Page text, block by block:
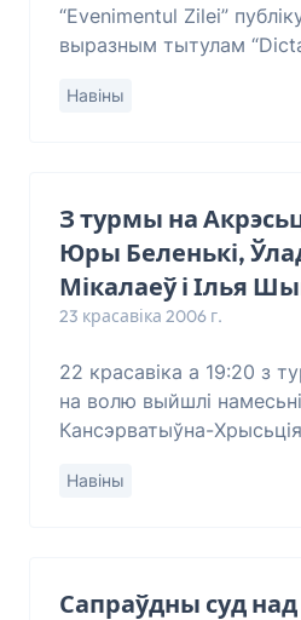
“Evenimentul Zilei”
выразным тытулам
А. Мілера, гендырэктара
Навіны
З турмы на
Юры Беленькі,
Мікалаеў і Ілья
23 красавіка 2006 г.
22 красавіка а 19:20 з
на волю выйшлі
Кансэрватыўна-
Мікалаеў і Ілья
Навіны
Сапраўдны суд